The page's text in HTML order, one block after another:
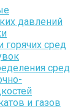
давлений
горячих сред
сред
и газов